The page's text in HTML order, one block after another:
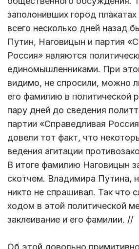
заполонивших город
всего несколько дней назад
Путин, Наговицын и партия
Россия» являются
единомышленниками. При
видимо, не спросили, можно
его фамилию в политической
пару дней до сведения
партии «Справедливая
довели тот факт, что
ведения агитации
В итоге фамилию Наговицын
скотчем. Владимира Путина,
никто не спрашивал. Так что
ходом в этой политической
заклеивание и его фамилии. //
Об этой довольно